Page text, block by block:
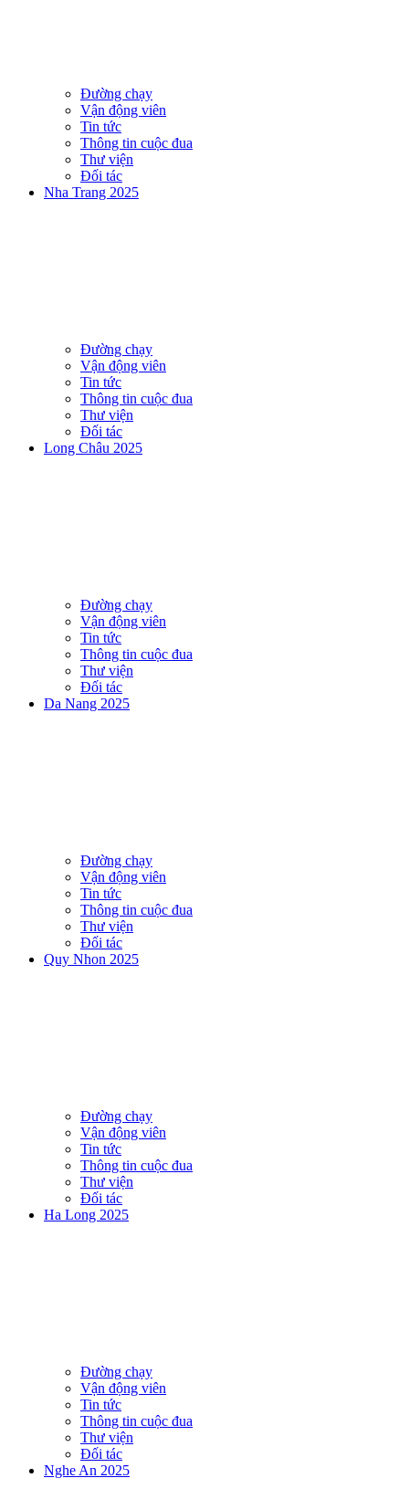
Đường chạy
Vận động viên
Tin tức
Thông tin cuộc đua
Thư viện
Đối tác
Nha Trang 2025
Đường chạy
Vận động viên
Tin tức
Thông tin cuộc đua
Thư viện
Đối tác
Long Châu 2025
Đường chạy
Vận động viên
Tin tức
Thông tin cuộc đua
Thư viện
Đối tác
Da Nang 2025
Đường chạy
Vận động viên
Tin tức
Thông tin cuộc đua
Thư viện
Đối tác
Quy Nhon 2025
Đường chạy
Vận động viên
Tin tức
Thông tin cuộc đua
Thư viện
Đối tác
Ha Long 2025
Đường chạy
Vận động viên
Tin tức
Thông tin cuộc đua
Thư viện
Đối tác
Nghe An 2025